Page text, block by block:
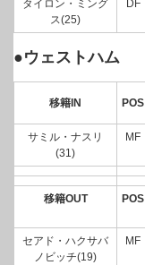
タイロン・ミング
ス(25)
DF
●ウェストハム
移籍IN POS
サミル・ナスリ
(31)
MF
移籍OUT POS
セアド・ハクサバ
ノビッチ(19)
MF